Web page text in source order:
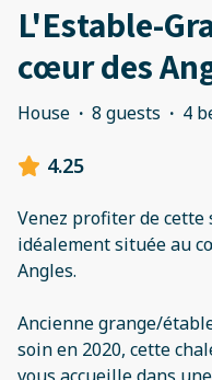
L'Estable-
cœur des
House · 8 guests · 4
4.25
Venez profiter de cette
idéalement située au
Angles.
Ancienne grange/
soin en 2020, cette